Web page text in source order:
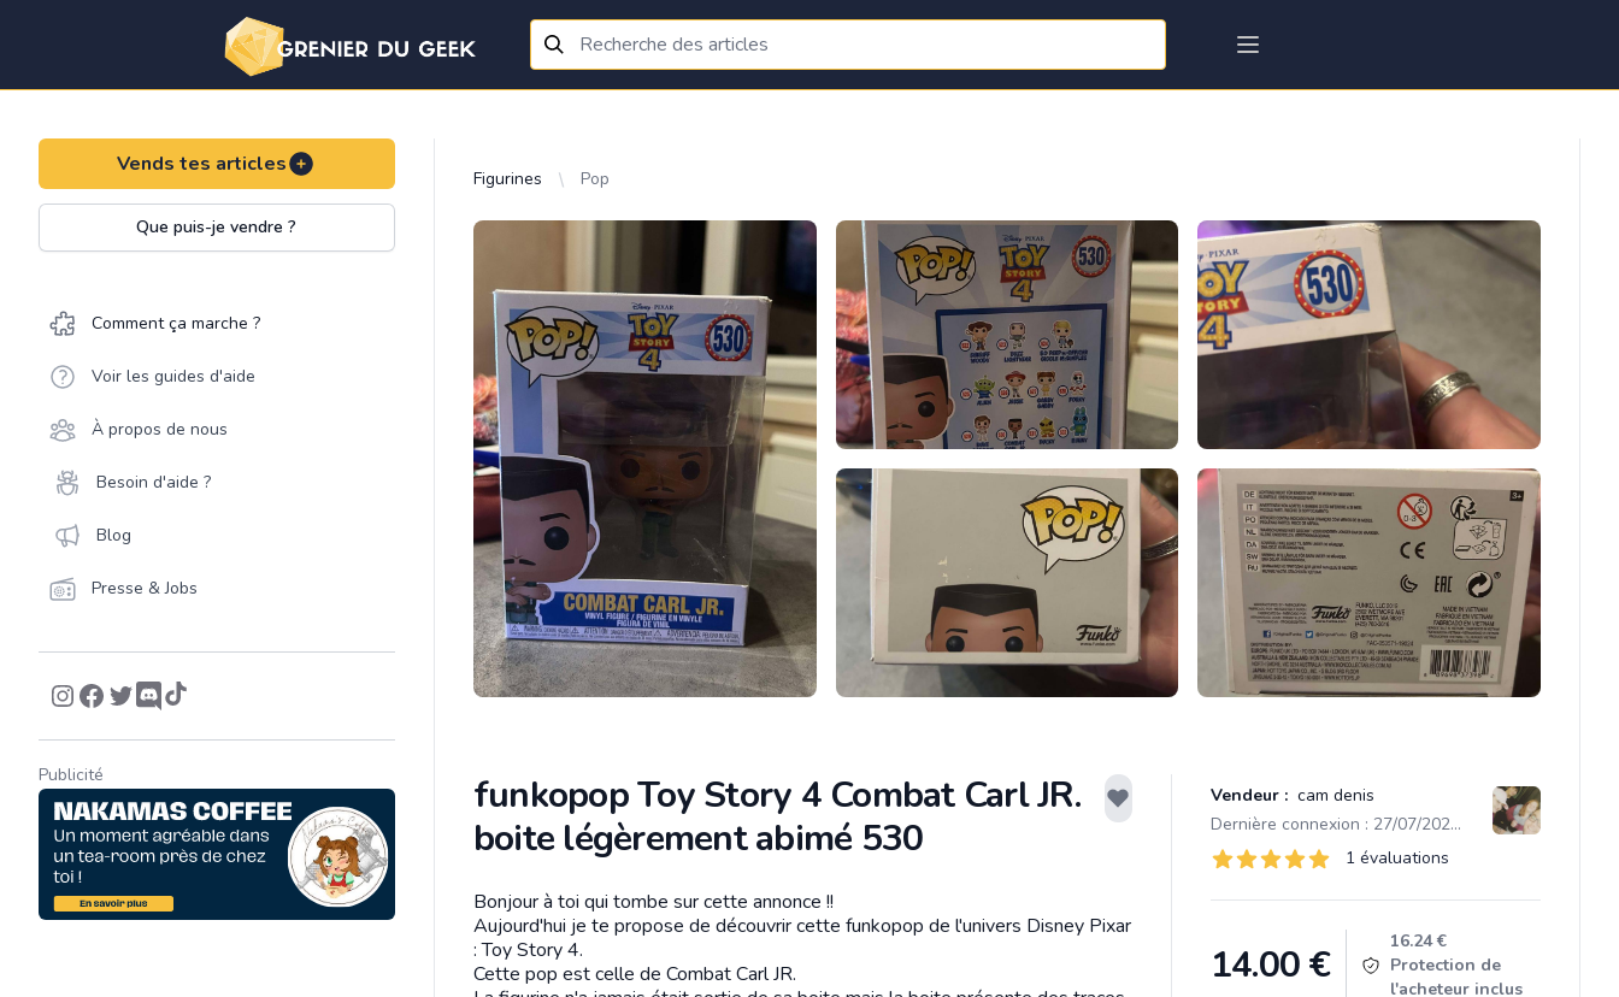
Vends tes articles
Que puis-je vendre ?
Comment ça marche ?
Voir les guides d'aide
À propos de nous
Besoin d'aide ?
Blog
Presse & Jobs
Publicité
Figurines Pop
funkopop Toy Story 4 Combat Carl JR.
boite légèrement abimé 530
Vendeur : cam denis
Dernière connexion : 27/07/2025 15:57
Évaluations
1 sur 5 étoiles 1 évaluations
14.00€
16.24 €
Protection de
l'acheteur inclus
Description
Bonjour à toi qui tombe sur cette annonce !!
Aujourd'hui je te propose de découvrir cette funkopop de l'univers Disney Pixar
: Toy Story 4.
Cette pop est celle de Combat Carl JR.